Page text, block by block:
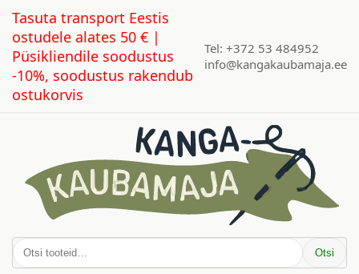
Tasuta transport Eestis
ostudele alates 50 € |
Püsikliendile soodustus
-10%, soodustus rakendub
ostukorvis
Tel: +372 53 484952
info@kangakaubamaja.ee
Otsi: Otsi